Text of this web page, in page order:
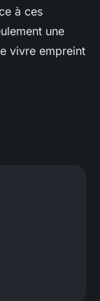
à ces
une
vivre empreint